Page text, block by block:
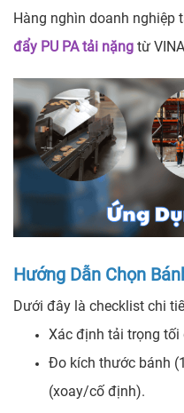
Hàng nghìn doanh nghiệp
đẩy PU PA tải nặng từ
Hướng Dẫn Chọn
Dưới đây là checklist chi
Xác định tải trọng tối
Đo kích thước bánh
(xoay/cố định).